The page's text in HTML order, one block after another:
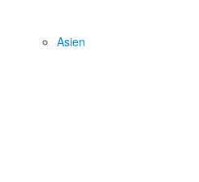
Asien